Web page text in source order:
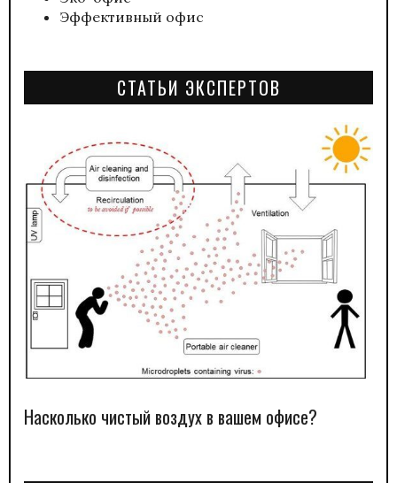
Эффективный офис
СТАТЬИ ЭКСПЕРТОВ
Насколько чистый воздух в вашем офисе?